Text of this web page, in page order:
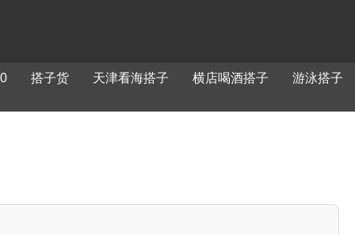
搭子货 天津看海搭子 横店喝酒搭子 游泳搭子